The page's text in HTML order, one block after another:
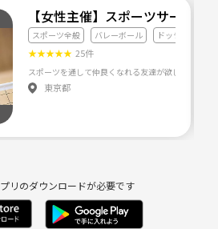
【女性主催】スポーツサークル
スポーツ全般 バレーボール ドッチボール
★★★★★ 25件
東京都
リのダウンロードが必要です